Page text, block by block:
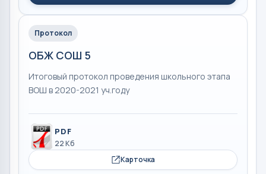
Протокол
ОБЖ СОШ 5
Итоговый протокол проведения школьного этапа
ВОШ в 2020-2021 уч.году
PDF
22 Кб
Карточка